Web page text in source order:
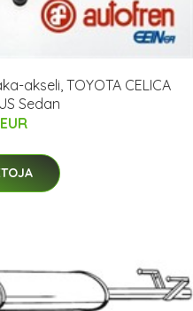
akseli, TOYOTA CELICA
Sedan